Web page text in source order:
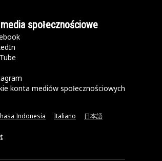
społecznościowe
konta mediów społecznościowych
Indonesia Italiano 日本語